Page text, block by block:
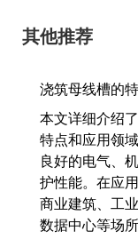
其他推荐
浇筑母线槽的
本文详细介绍
特点和应用领
良好的电气、
护性能。在应
商业建筑、工
数据中心等场